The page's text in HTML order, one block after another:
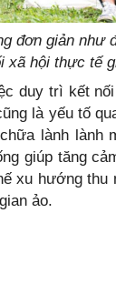
đơn giản như
xã hội thực tế
duy trì kết
là yếu tố
lành lành
giúp tăng
xu hướng thu
ảo.